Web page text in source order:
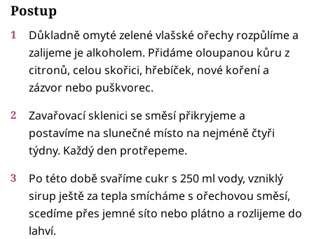
Postup
Důkladně omyté zelené vlašské ořechy rozpůlíme a
zalijeme je alkoholem. Přidáme oloupanou kůru z
citronů, celou skořici, hřebíček, nové koření a
zázvor nebo puškvorec.
Zavařovací sklenici se směsí přikryjeme a
postavíme na slunečné místo na nejméně čtyři
týdny. Každý den protřepeme.
Po této době svaříme cukr s 250 ml vody, vzniklý
sirup ještě za tepla smícháme s ořechovou směsí,
scedíme přes jemné síto nebo plátno a rozlijeme do
lahví.